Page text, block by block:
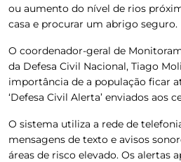
ou aumento do nível de rios
casa e procurar um abrigo seguro.
O coordenador-geral de
da Defesa Civil Nacional, Tiago
importância de a população ficar
‘Defesa Civil Alerta’ enviados aos
O sistema utiliza a rede de
mensagens de texto e avisos
áreas de risco elevado. Os alertas